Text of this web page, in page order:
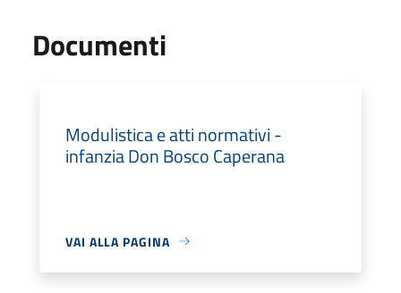
Documenti
Modulistica e atti normativi -
infanzia Don Bosco Caperana
VAI ALLA PAGINA